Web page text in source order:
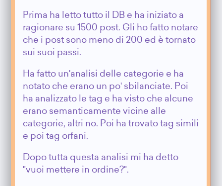
Prima ha letto tutto il DB e ha iniziato a
ragionare su 1500 post. Gli ho fatto notare
che i post sono meno di 200 ed è tornato
sui suoi passi.
Ha fatto un'analisi delle categorie e ha
notato che erano un po' sbilanciate. Poi
ha analizzato le tag e ha visto che alcune
erano semanticamente vicine alle
categorie, altri no. Poi ha trovato tag simili
e poi tag orfani.
Dopo tutta questa analisi mi ha detto
"vuoi mettere in ordine?".